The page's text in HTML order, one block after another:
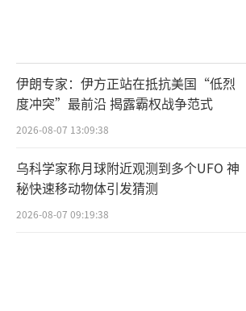
伊朗专家：伊方正站在抵抗美国“低烈
度冲突”最前沿 揭露霸权战争范式
2026-08-07 13:09:38
乌科学家称月球附近观测到多个UFO 神
秘快速移动物体引发猜测
2026-08-07 09:19:38